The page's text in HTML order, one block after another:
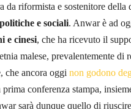
da riformista e sostenitore
e sociali. Anwar è ad
e cinesi, che ha ricevuto il
malese, prevalentemente di
che ancora oggi non godono
conferenza stampa,
sarà dunque quello di